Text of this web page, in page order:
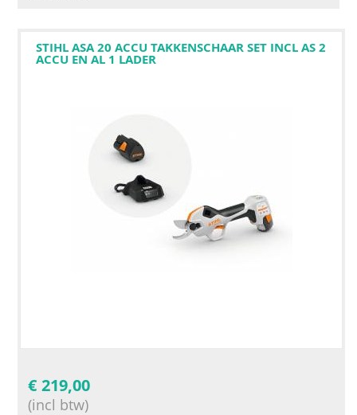
STIHL ASA 20 ACCU TAKKENSCHAAR SET INCL AS 2
ACCU EN AL 1 LADER
€ 219,00
(incl btw)